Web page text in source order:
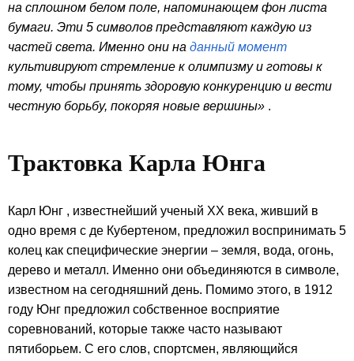
на сплошном белом поле, напоминающем фон листа
бумаги. Эти 5 символов представляют каждую из
частей света. Именно они на данный момент
культивируют стремление к олимпизму и готовы к
тому, чтобы принять здоровую конкуренцию и вести
честную борьбу, покоряя новые вершины» .
Трактовка Карла Юнга
Карл Юнг , известнейший ученый XX века, живший в
одно время с де Кубертеном, предложил воспринимать 5
колец как специфические энергии – земля, вода, огонь,
дерево и металл. Именно они объединяются в символе,
известном на сегодняшний день. Помимо этого, в 1912
году Юнг предложил собственное восприятие
соревнований, которые также часто называют
пятиборьем. С его слов, спортсмен, являющийся